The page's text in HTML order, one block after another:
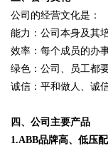
公司的经营文化是：
能力：公司本身及其
效率：每个成员的办
绿色：公司、员工都
诚信：平和做人、诚
四、公司主要产品
1.ABB品牌高、低压